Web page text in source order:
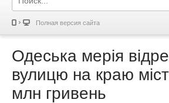
Полная версия сайта
Одеська мерія
вулицю на краю
млн гривень